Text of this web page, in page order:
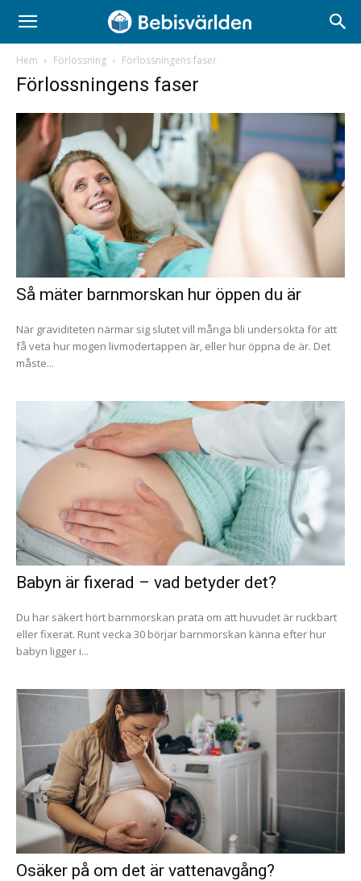
Hem Förlossning Förlossningens faser
Förlossningens faser
Så mäter barnmorskan hur öppen du är
När graviditeten närmar sig slutet vill många bli undersökta för att
få veta hur mogen livmodertappen är, eller hur öppna de är. Det
måste...
Babyn är fixerad – vad betyder det?
Du har säkert hört barnmorskan prata om att huvudet är ruckbart
eller fixerat. Runt vecka 30 börjar barnmorskan känna efter hur
babyn ligger i...
Osäker på om det är vattenavgång?